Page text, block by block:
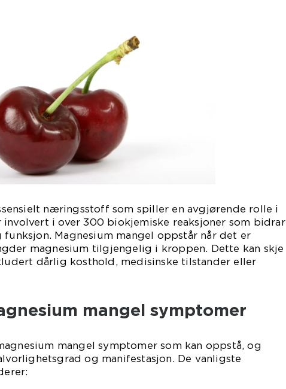
næringsstoff som spiller en avgjørende rolle i
involvert i over 300 biokjemiske reaksjoner som bidrar
Magnesium mangel oppstår når det er
magnesium tilgjengelig i kroppen. Dette kan skje
dårlig kosthold, medisinske tilstander eller
mangel symptomer
mangel symptomer som kan oppstå, og
og manifestasjon. De vanligste